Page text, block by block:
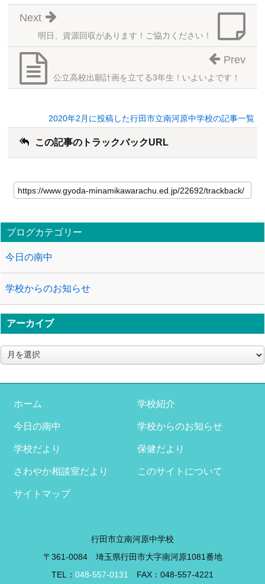
明日、資源回収があります！ご協力ください！
Next
公立高校出願計画を立てる3年生！いよいよです！
Prev
2020年2月に投稿した行田市立南河原中学校の記事一覧
この記事のトラックバックURL
ブログカテゴリー
今日の南中
学校からのお知らせ
アーカイブ
ア
ー
イ
ホーム 学校紹介
今日の南中 学校からのお知らせ
学校だより 保健だより
さわやか相談室だより このサイトについて
サイトマップ
行田市立南河原中学校
〒361-0084 埼玉県行田市大字南河原1081番地
TEL： 048-557-0131 FAX：048-557-4221